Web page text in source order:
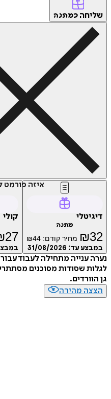
שליחה כמתנה
איזה פורמט
דיגיטלי
מתנה
₪32 מחיר קודם: ₪44
במבצע עד: 31/08/2026
קולי
27
נערה ענייה מתחילה לעבוד
לגלות שסודות מסוכנים
גן הוורדים.
הצצה מהירה